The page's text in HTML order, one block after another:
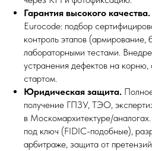
Гарантия высокого качества.
Eurocode: подбор
контроль этапов (армирование,
лабораторными тестами.
устранения дефектов на
стартом.
Юридическая защита.
получение ГПЗУ, ТЭО,
в Москомархитектуре/
под ключ (FIDIC-подобные),
арбитраже, защита от